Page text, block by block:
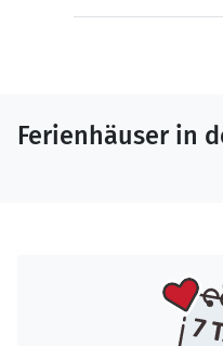
Ferienhäuser in